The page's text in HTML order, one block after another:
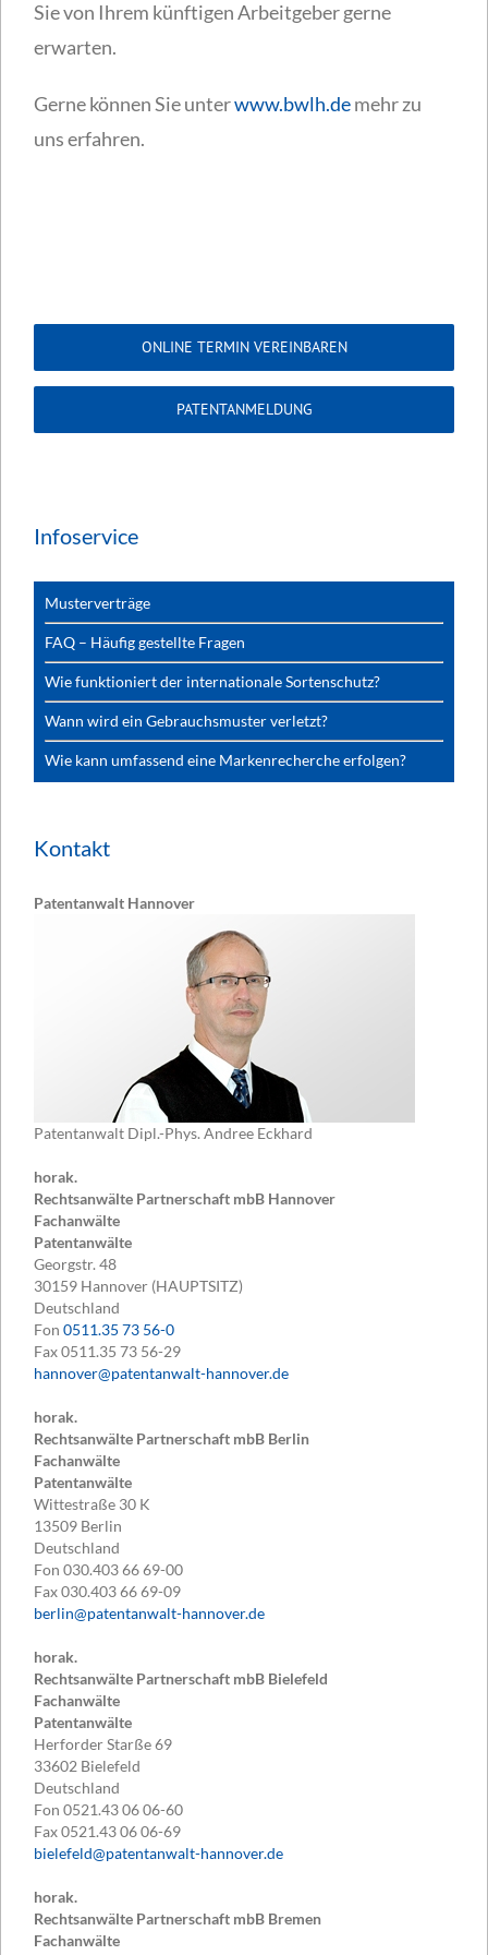
Sie von Ihrem künftigen Arbeitgeber gerne
erwarten.
Gerne können Sie unterwww.bwlh.demehr zu
uns erfahren.
ONLINE TERMIN VEREINBAREN
PATENTANMELDUNG
Infoservice
Musterverträge
FAQ – Häufig gestellte Fragen
Wie funktioniert der internationale Sortenschutz?
Wann wird ein Gebrauchsmuster verletzt?
Wie kann umfassend eine Markenrecherche erfolgen?
Kontakt
Patentanwalt Hannover
Patentanwalt Dipl.-Phys. Andree Eckhard
horak.
Rechtsanwälte Partnerschaft mbB Hannover
Fachanwälte
Patentanwälte
Georgstr. 48
30159 Hannover (HAUPTSITZ)
Deutschland
Fon 0511.35 73 56-0
Fax0511.35 73 56-29
hannover@patentanwalt-hannover.de
horak.
Rechtsanwälte Partnerschaft mbB Berlin
Fachanwälte
Patentanwälte
Wittestraße 30 K
13509 Berlin
Deutschland
Fon 030.403 66 69-00
Fax030.403 66 69-09
berlin@patentanwalt-hannover.de
horak.
Rechtsanwälte Partnerschaft mbB Bielefeld
Fachanwälte
Patentanwälte
Herforder Starße 69
33602 Bielefeld
Deutschland
Fon 0521.43 06 06-60
Fax0521.43 06 06-69
bielefeld@patentanwalt-hannover.de
horak.
Rechtsanwälte Partnerschaft mbB Bremen
Fachanwälte